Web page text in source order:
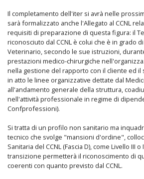
Il completamento dell'iter si avrà nelle
sarà formalizzato anche l'Allegato al CCNL
requisiti di preparazione di questa figura: il
riconosciuto dal CCNL è colui che è in grado
Veterinario, secondo le sue istruzioni,
prestazioni medico-chirurgiche
nella gestione del rapporto con il cliente ed il
in atto le linee organizzative dettate dal
all'andamento generale della struttura,
nell'attività professionale in regime di
Confprofessioni).
Si tratta di un profilo non sanitario ma
tecnico che svolge "mansioni d'ordine",
Sanitaria del CCNL (Fascia D), come Livello III
transizione permetterà il riconoscimento di
coerenti con quanto previsto dal CCNL.